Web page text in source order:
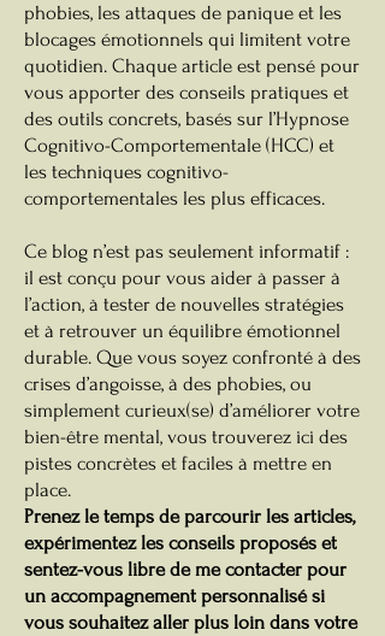
phobies, les attaques de panique et les
blocages émotionnels qui limitent votre
quotidien. Chaque article est pensé pour
vous apporter des conseils pratiques et
des outils concrets, basés sur l’Hypnose
Cognitivo-Comportementale (HCC) et
les techniques cognitivo-
comportementales les plus efficaces.
Ce blog n’est pas seulement informatif :
il est conçu pour vous aider à passer à
l’action, à tester de nouvelles stratégies
et à retrouver un équilibre émotionnel
durable. Que vous soyez confronté à des
crises d’angoisse, à des phobies, ou
simplement curieux(se) d’améliorer votre
bien-être mental, vous trouverez ici des
pistes concrètes et faciles à mettre en
place.
Prenez le temps de parcourir les articles,
expérimentez les conseils proposés et
sentez-vous libre de me contacter pour
un accompagnement personnalisé si
vous souhaitez aller plus loin dans votre